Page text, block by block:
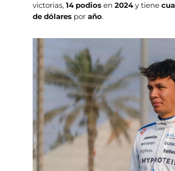
victorias,14 podiosen2024y tiene
de dólares poraño.